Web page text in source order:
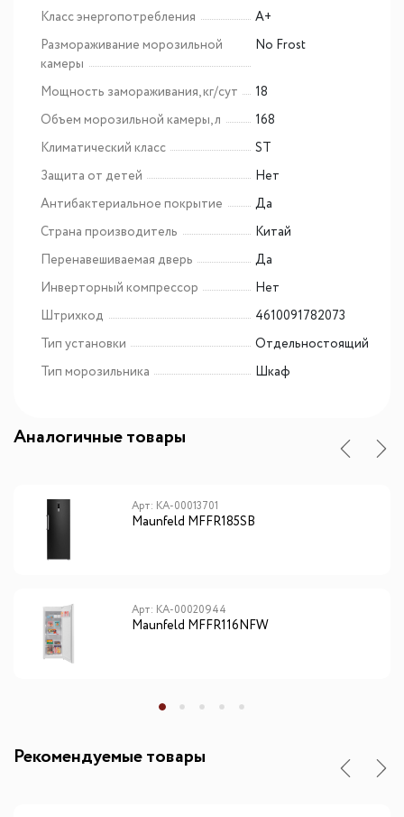
Класс энергопотребления
A+
Размораживание морозильной
камеры
No Frost
Мощность замораживания, кг/сут
18
Объем морозильной камеры, л
168
Климатический класс
ST
Защита от детей
Нет
Антибактериальное покрытие
Да
Страна производитель
Китай
Перенавешиваемая дверь
Да
Инверторный компрессор
Нет
Штрихкод
4610091782073
Тип установки
Отдельностоящий
Тип морозильника
Шкаф
Аналогичные товары
Арт: КА-00013701
Maunfeld MFFR185SB
Арт: КА-00020944
Maunfeld MFFR116NFW
Рекомендуемые товары